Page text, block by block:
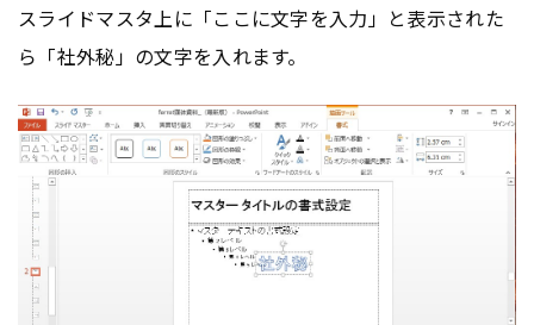
スライドマスタ上に「ここに文字を入力」と表示された
ら「社外秘」の文字を入れます。